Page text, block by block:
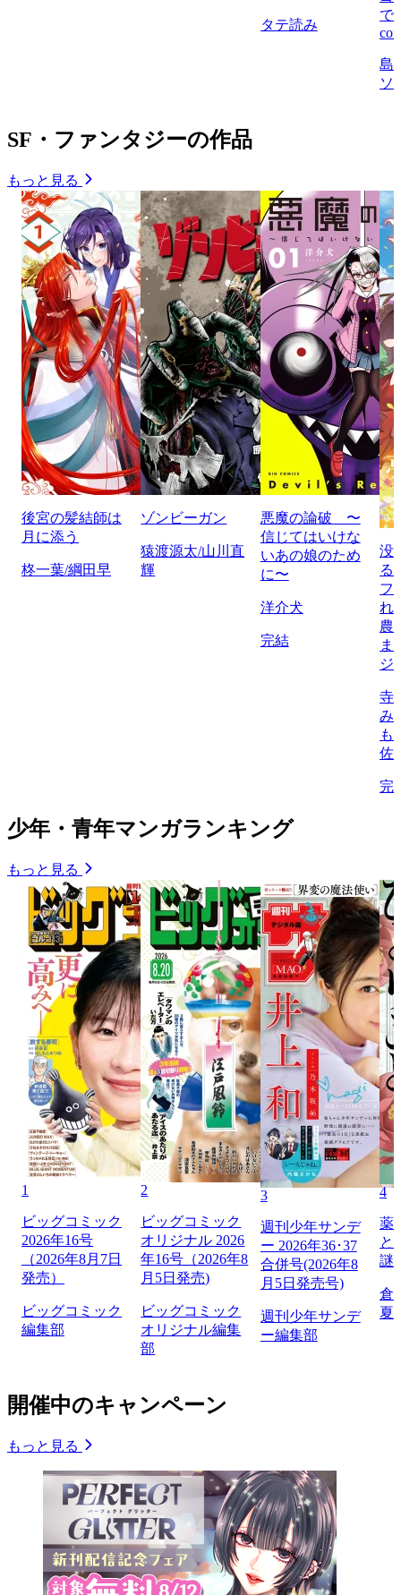
タテ読み
で
島
ソ
SF・ファンタジーの作品
もっと見る
後宮の髪結師は
月に添う
柊一葉/綱田早
ゾンビーガン
猿渡源太/山川直
輝
悪魔の論破 〜
信じてはいけな
いあの娘のため
に〜
洋介犬
完結
没
る
フ
れ
農
ま
ジ
寺
み
も
佐
完
少年・青年マンガランキング
もっと見る
1
ビッグコミック
2026年16号
（2026年8月7日
発売）
ビッグコミック
編集部
2
ビッグコミック
オリジナル 2026
年16号（2026年8
月5日発売)
ビッグコミック
オリジナル編集
部
3
週刊少年サンデ
ー 2026年36･37
合併号(2026年8
月5日発売号)
週刊少年サンデ
ー編集部
4
薬
と
謎
倉
夏
開催中のキャンペーン
もっと見る